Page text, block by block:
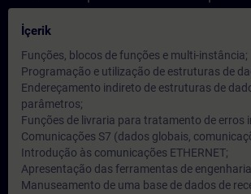
İçerik
Funções, blocos de funções e multi-instância;
Programação e utilização de estruturas de
Endereçamento indireto de estruturas de
parâmetros;
Funções de livraria para tratamento de erros
Comunicações S7 (dados globais,
Introdução às comunicações ETHERNET;
Apresentação das ferramentas de
Manuseamento de uma base de dados de